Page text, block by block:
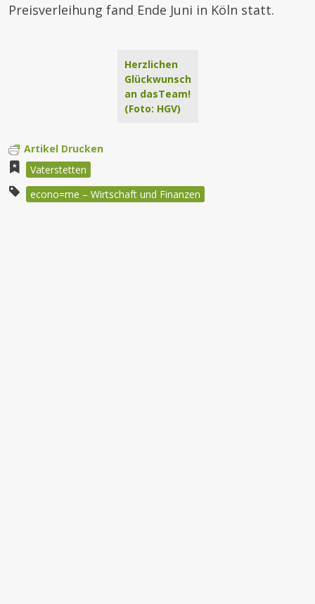
Preisverleihung fand Ende Juni in Köln statt.
Herzlichen
Glückwunsch
an dasTeam!
(Foto: HGV)
Artikel Drucken
Vaterstetten
econo=me – Wirtschaft und Finanzen